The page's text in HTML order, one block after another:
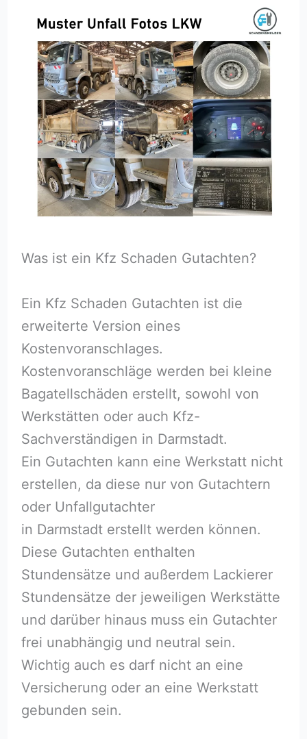
Was ist ein Kfz Schaden Gutachten?
Ein Kfz Schaden Gutachten ist die
erweiterte Version eines
Kostenvoranschlages.
Kostenvoranschläge werden bei kleine
Bagatellschäden erstellt, sowohl von
Werkstätten oder auch Kfz-
Sachverständigen in Darmstadt.
Ein Gutachten kann eine Werkstatt nicht
erstellen, da diese nur von Gutachtern
oder Unfallgutachter
in Darmstadt erstellt werden können.
Diese Gutachten enthalten
Stundensätze und außerdem Lackierer
Stundensätze der jeweiligen Werkstätte
und darüber hinaus muss ein Gutachter
frei unabhängig und neutral sein.
Wichtig auch es darf nicht an eine
Versicherung oder an eine Werkstatt
gebunden sein.